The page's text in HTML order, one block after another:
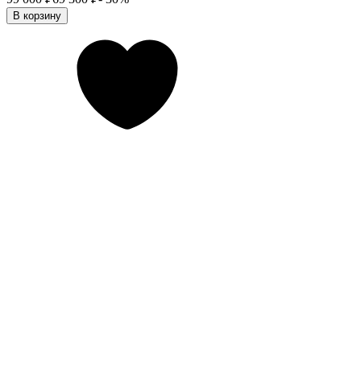
В корзину